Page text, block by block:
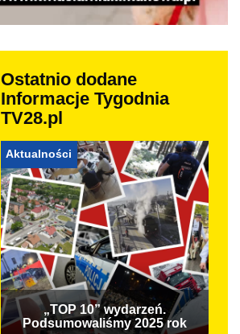
Ostatnio dodane
Informacje Tygodnia
TV28.pl
Aktualności
„TOP 10” wydarzeń.
Podsumowaliśmy 2025 rok